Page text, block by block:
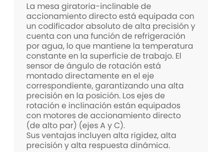
La mesa giratoria-inclinable de
accionamiento directo está equipada con
un codificador absoluto de alta precisión y
cuenta con una función de refrigeración
por agua, lo que mantiene la temperatura
constante en la superficie de trabajo. El
sensor de ángulo de rotación está
montado directamente en el eje
correspondiente, garantizando una alta
precisión en la posición. Los ejes de
rotación e inclinación están equipados
con motores de accionamiento directo
(de alto par) (ejes A y C).
Sus ventajas incluyen alta rigidez, alta
precisión y alta respuesta dinámica.